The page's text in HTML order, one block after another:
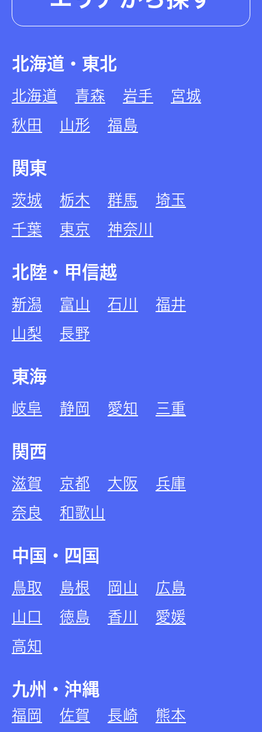
北海道・東北
北海道 青森 岩手
宮城
秋田
山形 福島
関東
茨城 栃木 群馬
埼玉
千葉
東京 神奈川
北陸・甲信越
新潟 富山 石川
福井
山梨
長野
東海
岐阜 静岡 愛知 三重
関西
滋賀 京都 大阪
兵庫
奈良
和歌山
中国・四国
鳥取 島根 岡山
広島
山口
徳島 香川
愛媛
高知
九州・沖縄
福岡 佐賀 長崎 熊本